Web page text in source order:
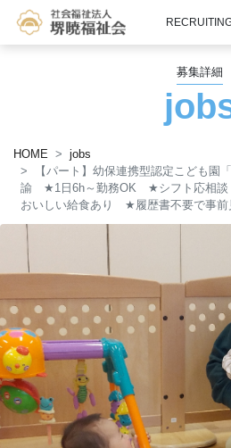
募集詳細
HOME
jobs
【パート】幼保連携型認定こども園
諭 ★1日6h～勤務OK ★シフト応相
おいしい給食あり ★履歴書不要で事